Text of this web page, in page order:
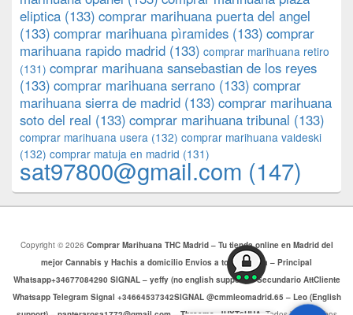
eliptica (133) comprar marihuana puerta del angel
(133) comprar marihuana pìramides (133) comprar
marihuana rapido madrid (133) comprar marihuana retiro
(131) comprar marihuana sansebastian de los reyes
(133) comprar marihuana serrano (133) comprar
marihuana sierra de madrid (133) comprar marihuana
soto del real (133) comprar marihuana tribunal (133)
comprar marihuana usera (132) comprar marihuana valdeski
(132) comprar matuja en madrid (131)
sat97800@gmail.com (147)
Copyright © 2026 Comprar Marihuana THC Madrid – Tu tienda online en Madrid del
mejor Cannabis y Hachis a domicilio Envios a toda Europa – Principal
Whatsapp+34677084290 SIGNAL – yeffy (no english support) – Secundario AttCliente
Whatsapp Telegram Signal +34664537342SIGNAL @cmmleomadrid.65 – Leo (English